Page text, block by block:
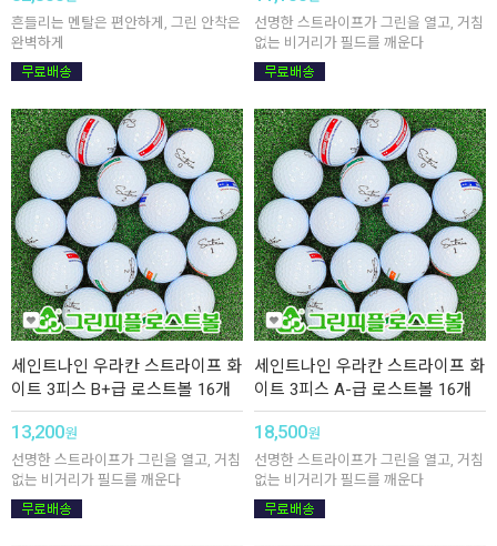
흔들리는 멘탈은 편안하게, 그린 안착은
완벽하게
선명한 스트라이프가 그린을 열고, 거침
없는 비거리가 필드를 깨운다
세인트나인 우라칸 스트라이프 화
이트 3피스 B+급 로스트볼 16개
13,200원
선명한 스트라이프가 그린을 열고, 거침
없는 비거리가 필드를 깨운다
세인트나인 우라칸 스트라이프 화
이트 3피스 A-급 로스트볼 16개
18,500원
선명한 스트라이프가 그린을 열고, 거침
없는 비거리가 필드를 깨운다